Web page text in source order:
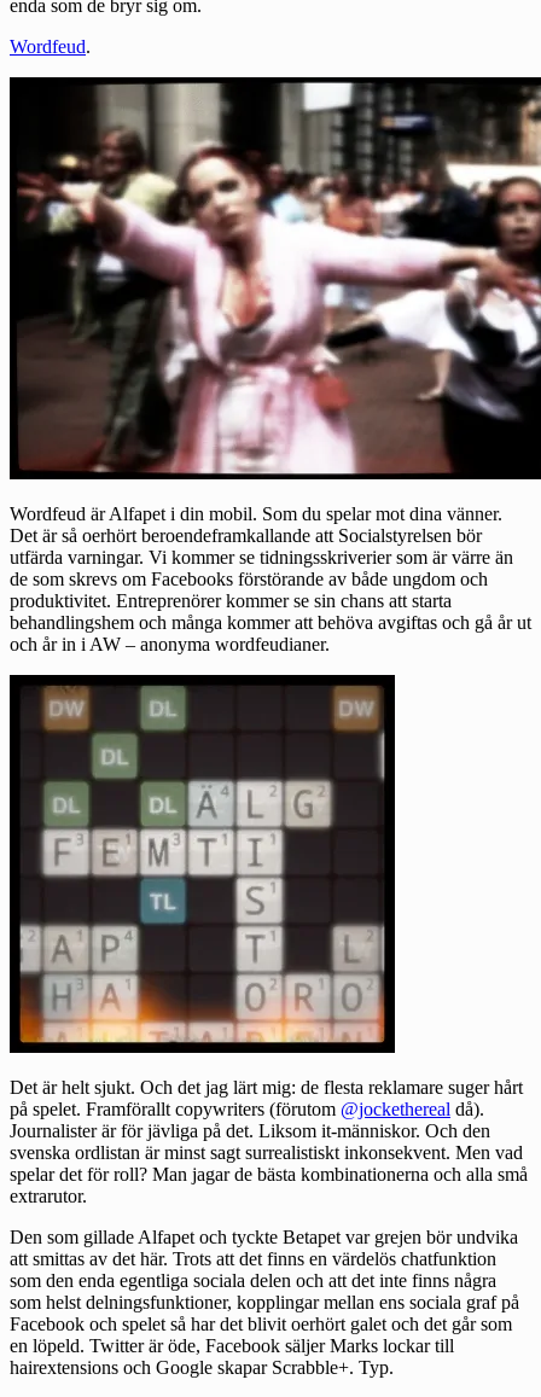
enda som de bryr sig om.
Wordfeud.
Wordfeud är Alfapet i din mobil. Som du spelar mot dina vänner.
Det är så oerhört beroendeframkallande att Socialstyrelsen bör
utfärda varningar. Vi kommer se tidningsskriverier som är värre än
de som skrevs om Facebooks förstörande av både ungdom och
produktivitet. Entreprenörer kommer se sin chans att starta
behandlingshem och många kommer att behöva avgiftas och gå år ut
och år in i AW – anonyma wordfeudianer.
Det är helt sjukt. Och det jag lärt mig: de flesta reklamare suger hårt
på spelet. Framförallt copywriters (förutom @jockethereal då).
Journalister är för jävliga på det. Liksom it-människor. Och den
svenska ordlistan är minst sagt surrealistiskt inkonsekvent. Men vad
spelar det för roll? Man jagar de bästa kombinationerna och alla små
extrarutor.
Den som gillade Alfapet och tyckte Betapet var grejen bör undvika
att smittas av det här. Trots att det finns en värdelös chatfunktion
som den enda egentliga sociala delen och att det inte finns några
som helst delningsfunktioner, kopplingar mellan ens sociala graf på
Facebook och spelet så har det blivit oerhört galet och det går som
en löpeld. Twitter är öde, Facebook säljer Marks lockar till
hairextensions och Google skapar Scrabble+. Typ.